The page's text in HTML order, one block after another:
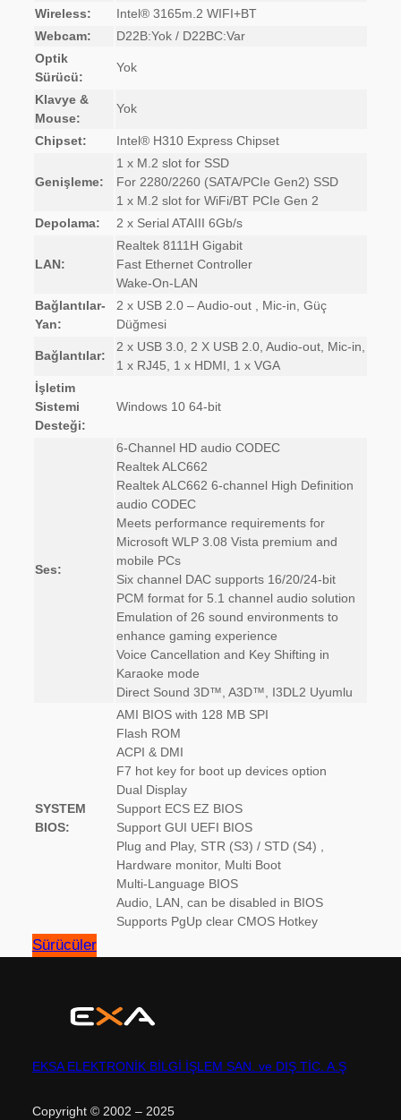
Wireless:
Intel® 3165m.2 WIFI+BT
Webcam:
D22B:Yok / D22BC:Var
Optik
Sürücü:
Yok
Klavye &
Mouse:
Yok
Chipset: Intel® H310 Express Chipset
Genişleme:
1 x M.2 slot for SSD
For 2280/2260 (SATA/PCIe Gen2) SSD
1 x M.2 slot for WiFi/BT PCIe Gen 2
Depolama:
2 x Serial ATAIII 6Gb/s
LAN:
Realtek 8111H Gigabit
Fast Ethernet Controller
Wake-On-LAN
Bağlantılar-
Yan:
2 x USB 2.0 – Audio-out , Mic-in, Güç
Düğmesi
Bağlantılar:
2 x USB 3.0, 2 X USB 2.0, Audio-out, Mic-in,
1 x RJ45, 1 x HDMI, 1 x VGA
İşletim
Sistemi
Desteği:
Windows 10 64-bit
Ses:
6-Channel HD audio CODEC
Realtek ALC662
Realtek ALC662 6-channel High Definition
audio CODEC
Meets performance requirements for
Microsoft WLP 3.08 Vista premium and
mobile PCs
Six channel DAC supports 16/20/24-bit
PCM format for 5.1 channel audio solution
Emulation of 26 sound environments to
enhance gaming experience
Voice Cancellation and Key Shifting in
Karaoke mode
Direct Sound 3D™, A3D™, I3DL2 Uyumlu
SYSTEM
BIOS:
AMI BIOS with 128 MB SPI
Flash ROM
ACPI & DMI
F7 hot key for boot up devices option
Dual Display
Support ECS EZ BIOS
Support GUI UEFI BIOS
Plug and Play, STR (S3) / STD (S4) ,
Hardware monitor, Multi Boot
Multi-Language BIOS
Audio, LAN, can be disabled in BIOS
Supports PgUp clear CMOS Hotkey
Sürücüler
EKSA ELEKTRONİK BİLGİ İŞLEM SAN. ve DIŞ TİC. A.Ş
Copyright © 2002 – 2025